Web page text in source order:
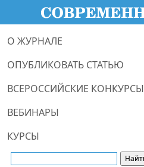
О ЖУРНАЛЕ
ОПУБЛИКОВАТЬ СТАТЬЮ
ВСЕРОССИЙСКИЕ КОНКУРСЫ
ВЕБИНАРЫ
КУРСЫ